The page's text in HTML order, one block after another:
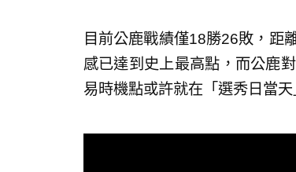
目前公鹿戰績僅18勝26敗，距
感已達到史上最高點，而公鹿
易時機點或許就在「選秀日當天